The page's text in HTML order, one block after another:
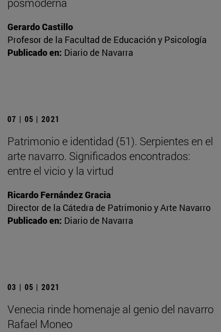
Gerardo Castillo
Profesor de la Facultad de Educación y Psicología
Publicado en: Diario de Navarra
07 | 05 | 2021
Patrimonio e identidad (51). Serpientes en el
arte navarro. Significados encontrados:
entre el vicio y la virtud
Ricardo Fernández Gracia
Director de la Cátedra de Patrimonio y Arte Navarro
Publicado en: Diario de Navarra
03 | 05 | 2021
Venecia rinde homenaje al genio del navarro
Rafael Moneo